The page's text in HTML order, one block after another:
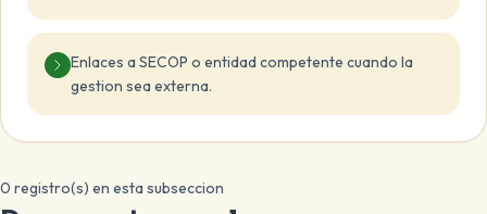
Enlaces a SECOP o entidad competente cuando la
gestion sea externa.
0 registro(s) en esta subseccion